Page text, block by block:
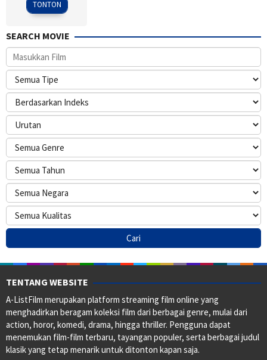
TONTON
SEARCH MOVIE
TENTANG WEBSITE
A-ListFilm merupakan platform streaming film online yang
menghadirkan beragam koleksi film dari berbagai genre, mulai dari
action, horor, komedi, drama, hingga thriller. Pengguna dapat
menemukan film-film terbaru, tayangan populer, serta berbagai judul
klasik yang tetap menarik untuk ditonton kapan saja.